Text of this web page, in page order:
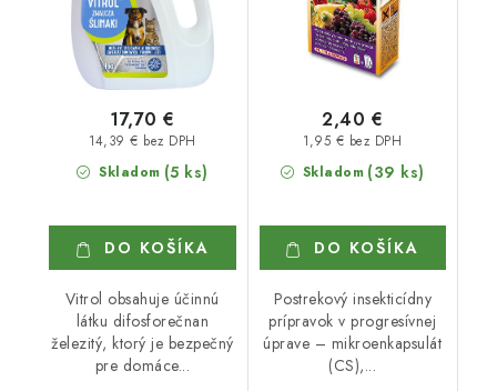
Skladom (5 ks)
14,39 € bez DPH
17,70 €
DO KOŠÍKA
Vitrol obsahuje účinnú
látku difosforečnan
železitý, ktorý je bezpečný
pre domáce...
Skladom (39 ks)
1,95 € bez DPH
2,40 €
DO KOŠÍKA
Postrekový insekticídny
prípravok v progresívnej
úprave – mikroenkapsulát
(CS),...